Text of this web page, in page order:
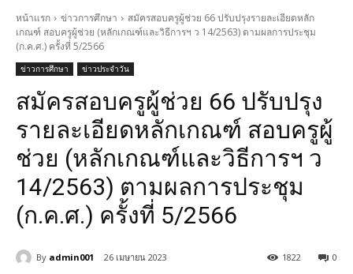
หน้าแรก ข่าวการศึกษา
สมัครสอบครูผู้ช่วย 66 ปรับปรุงรายละเอียดหลัก
เกณฑ์ สอบครูผู้ช่วย (หลักเกณฑ์และวิธีการฯ ว 14/2563) ตามผลการประชุม
(ก.ค.ศ.) ครั้งที่ 5/2566
ข่าวการศึกษา ข่าวประจำวัน
สมัครสอบครูผู้ช่วย 66 ปรับปรุง
รายละเอียดหลักเกณฑ์ สอบครูผู้
ช่วย (หลักเกณฑ์และวิธีการฯ ว
14/2563) ตามผลการประชุม
(ก.ค.ศ.) ครั้งที่ 5/2566
By admin001 26 เมษายน 2023 0
1822